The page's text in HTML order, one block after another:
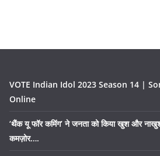
VOTE Indian Idol 2023 Season 14 |
Online
‘थैंक यू फॉर कमिंग’ ने जनता को किया खुश और
कमज़ोर….